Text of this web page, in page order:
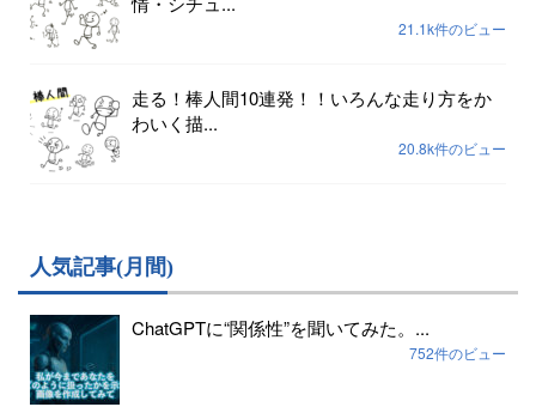
21.1k件のビュー
走る！棒人間10連発！！いろんな走り方をか
わいく描...
20.8k件のビュー
人気記事(月間)
ChatGPTに“関係性”を聞いてみた。...
752件のビュー